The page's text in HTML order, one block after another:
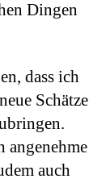
Dingen
dass ich
Schätze
angenehme
auch